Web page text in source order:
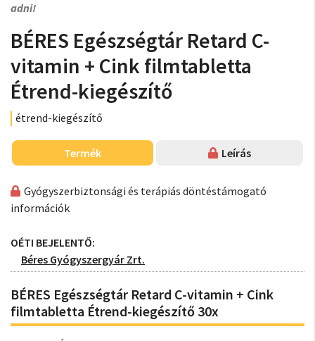
adni!
BÉRES Egészségtár Retard C-
vitamin + Cink filmtabletta
Étrend-kiegészítő
étrend-kiegészítő
Termék Leírás
Gyógyszerbiztonsági és terápiás döntéstámogató
információk
OÉTI BEJELENTŐ:
Béres Gyógyszergyár Zrt.
BÉRES Egészségtár Retard C-vitamin + Cink
filmtabletta Étrend-kiegészítő 30x